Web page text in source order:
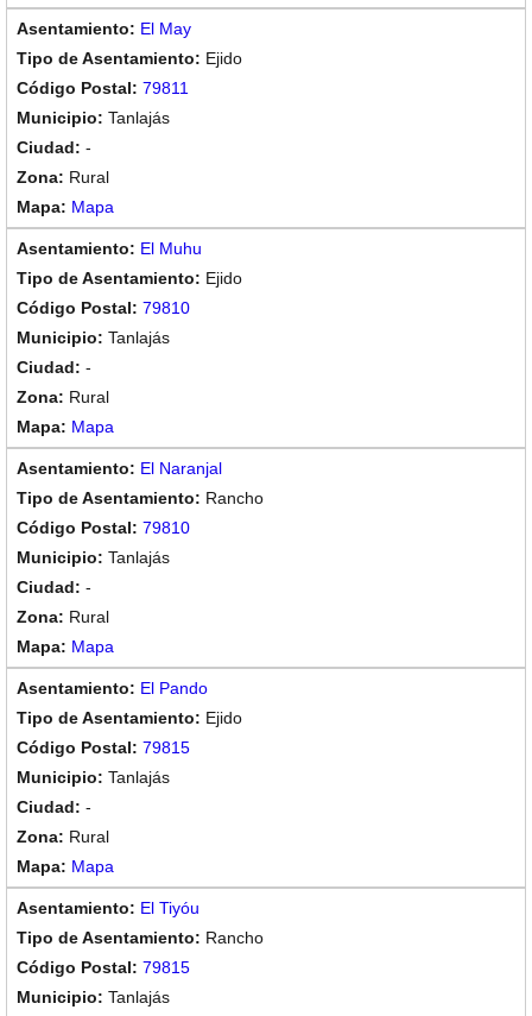
El May
Ejido
79811
Tanlajás
-
Rural
Mapa
El Muhu
Ejido
79810
Tanlajás
-
Rural
Mapa
El Naranjal
Rancho
79810
Tanlajás
-
Rural
Mapa
El Pando
Ejido
79815
Tanlajás
-
Rural
Mapa
El Tiyóu
Rancho
79815
Tanlajás